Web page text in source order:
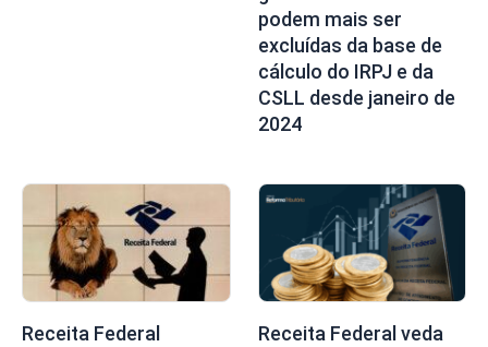
podem mais ser
excluídas da base de
cálculo do IRPJ e da
CSLL desde janeiro de
2024
Receita Federal
Receita Federal veda